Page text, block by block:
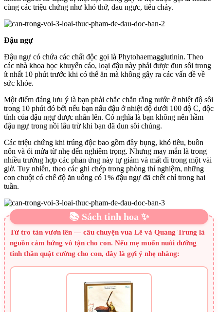
cùng các triệu chứng như khó thở, đau ngực, tiêu chảy.
Đậu ngự
Đậu ngự có chứa các chất độc gọi là Phytohaemagglutinin. Theo
các nhà khoa học khuyến cáo, loại đậu này phải được đun sôi trong
ít nhất 10 phút trước khi có thể ăn mà không gây ra các vấn đề về
sức khỏe.
Một điểm đáng lưu ý là bạn phải chắc chắn rằng nước ở nhiệt độ sôi
trong 10 phút đó bởi nếu bạn nấu đậu ở nhiệt độ dưới 100 độ C, độc
tính của đậu ngự được nhân lên. Có nghĩa là bạn không nên hầm
đậu ngự trong nồi lâu trừ khi bạn đã đun sôi chúng.
Các triệu chứng khi trúng độc bao gồm đầy bụng, khó tiêu, buồn
nôn và ói mửa từ nhẹ đến nghiêm trọng. Nhưng may mắn là trong
nhiều trường hợp các phản ứng này tự giảm và mất đi trong một vài
giờ. Tuy nhiên, theo các ghi chép trong phòng thí nghiệm, những
con chuột có chế độ ăn uống có 1% đậu ngự đã chết chỉ trong hai
tuần.
📚 Sách tinh hoa ✨
Từ tro tàn vươn lên — câu chuyện vua Lê và Quang Trung là
nguồn cảm hứng vô tận cho con. Nếu mẹ muốn nuôi dưỡng
tinh thần quật cường cho con, đây là gợi ý nhẹ nhàng: